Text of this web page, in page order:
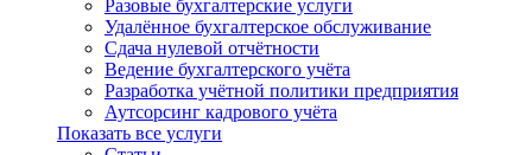
Разовые бухгалтерские услуги
Удалённое бухгалтерское обслуживание
Сдача нулевой отчётности
Ведение бухгалтерского учёта
Разработка учётной политики предприятия
Аутсорсинг кадрового учёта
Показать все услуги